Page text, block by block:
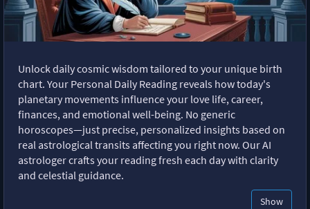
Unlock daily cosmic wisdom tailored to your unique birth
chart. Your Personal Daily Reading reveals how today's
planetary movements influence your love life, career,
finances, and emotional well-being. No generic
horoscopes—just precise, personalized insights based on
real astrological transits affecting you right now. Our AI
astrologer crafts your reading fresh each day with clarity
and celestial guidance.
Show